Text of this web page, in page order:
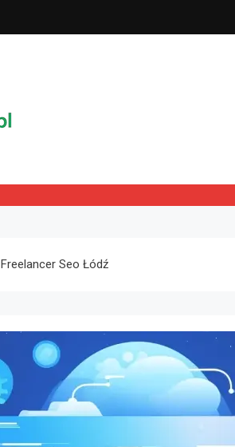
Freelancer Seo Łódź